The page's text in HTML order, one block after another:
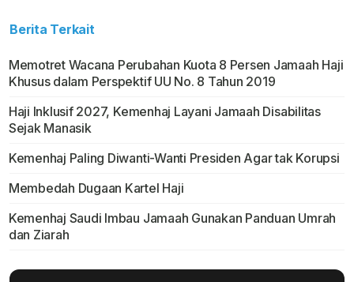
Berita Terkait
Memotret Wacana Perubahan Kuota 8 Persen Jamaah Haji
Khusus dalam Perspektif UU No. 8 Tahun 2019
Haji Inklusif 2027, Kemenhaj Layani Jamaah Disabilitas
Sejak Manasik
Kemenhaj Paling Diwanti-Wanti Presiden Agar tak Korupsi
Membedah Dugaan Kartel Haji
Kemenhaj Saudi Imbau Jamaah Gunakan Panduan Umrah
dan Ziarah